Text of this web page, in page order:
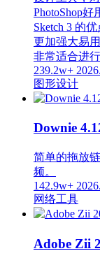
PhotoShop
Sketch 3 的
更加强大易
非常适合进
239.2w+
图形设计
Downie
简单的拖放
频。
142.9w+
网络工具
Adobe Zii